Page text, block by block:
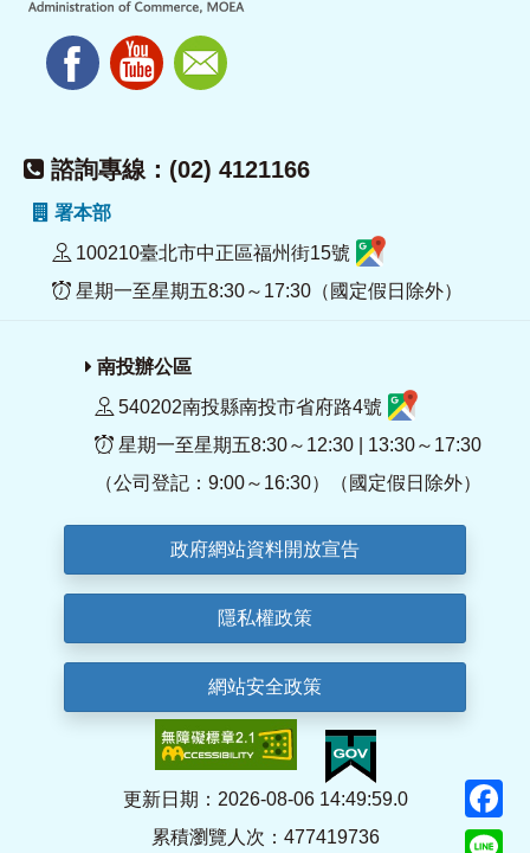
諮詢專線：(02) 4121166
署本部
100210臺北市中正區福州街15號
星期一至星期五8:30～17:30（國定假日除外）
南投辦公區
540202南投縣南投市省府路4號
星期一至星期五8:30～12:30 | 13:30～17:30
（公司登記：9:00～16:30）（國定假日除外）
政府網站資料開放宣告
隱私權政策
網站安全政策
更新日期：2026-08-06 14:49:59.0
累積瀏覽人次：477419736